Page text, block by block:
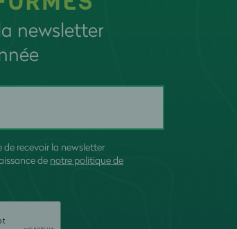
newsletter
de recevoir la newsletter
de notre politique de